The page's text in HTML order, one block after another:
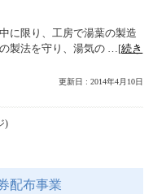
に限り、工房で湯葉の製造
製法を守り、湯気の …[続き
更新日 : 2014年4月10日
)
配布事業